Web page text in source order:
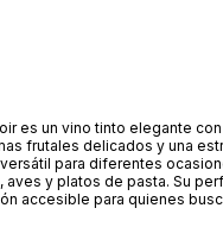
es un vino tinto elegante
frutales delicados y una
para diferentes
aves y platos de pasta. Su
accesible para quienes